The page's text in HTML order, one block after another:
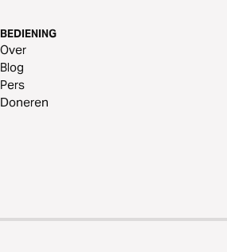
BEDIENING
Over
Blog
Pers
Doneren